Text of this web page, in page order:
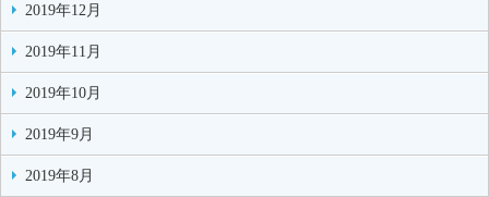
2019年12月
2019年11月
2019年10月
2019年9月
2019年8月